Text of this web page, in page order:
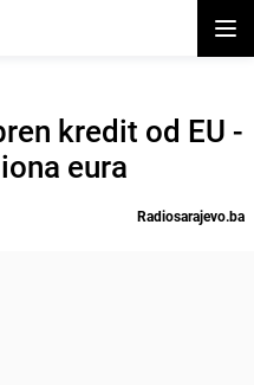
kredit od EU -
eura
Radiosarajevo.ba